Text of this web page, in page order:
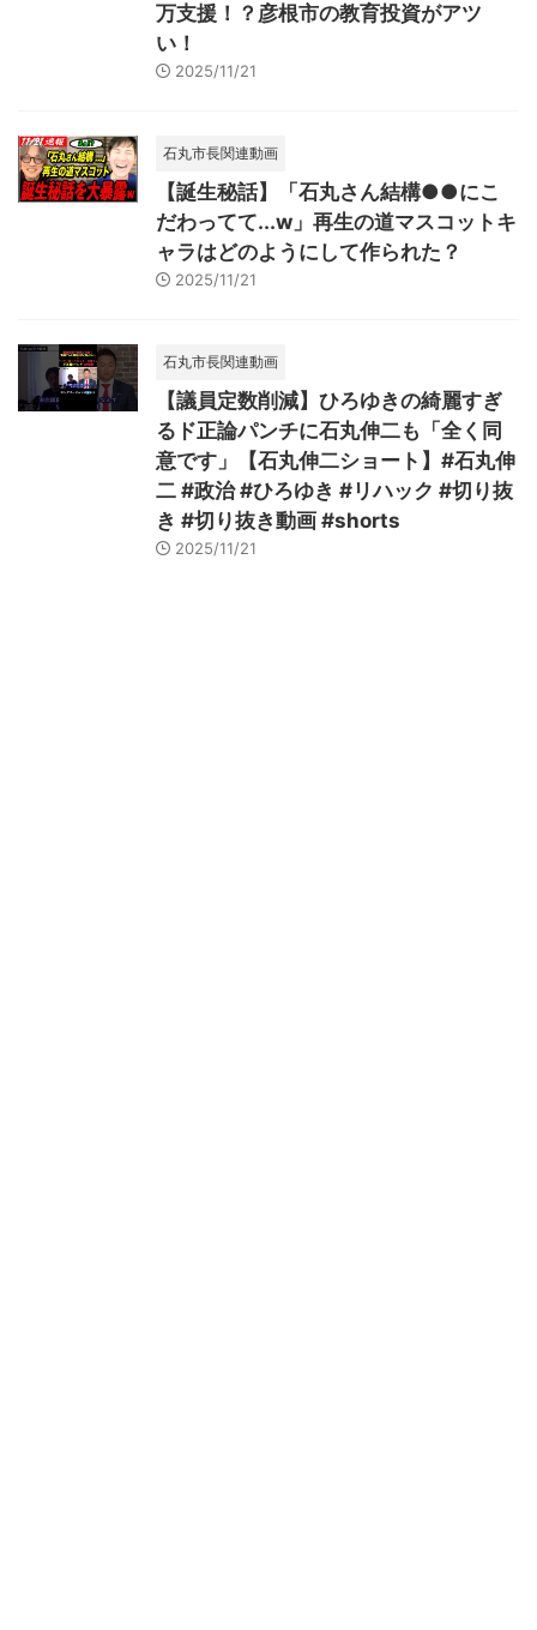
万支援！？彦根市の教育投資がアツ
い！
2025/11/21
石丸市長関連動画
【誕生秘話】「石丸さん結構●●にこ
だわってて...w」再生の道マスコットキ
ャラはどのようにして作られた？
2025/11/21
石丸市長関連動画
【議員定数削減】ひろゆきの綺麗すぎ
るド正論パンチに石丸伸二も「全く同
意です」【石丸伸二ショート】#石丸伸
二 #政治 #ひろゆき #リハック #切り抜
き #切り抜き動画 #shorts
2025/11/21